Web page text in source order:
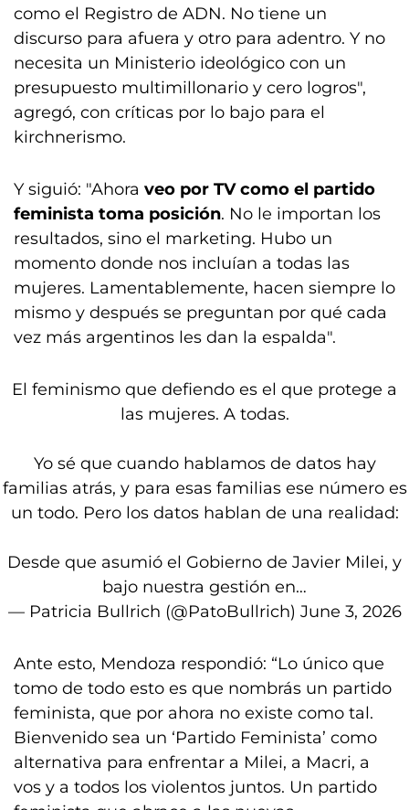
como el Registro de ADN. No tiene un
discurso para afuera y otro para adentro. Y no
necesita un Ministerio ideológico con un
presupuesto multimillonario y cero logros",
agregó, con críticas por lo bajo para el
kirchnerismo.
Y siguió: "Ahora veo por TV como el partido
feminista toma posición. No le importan los
resultados, sino el marketing. Hubo un
momento donde nos incluían a todas las
mujeres. Lamentablemente, hacen siempre lo
mismo y después se preguntan por qué cada
vez más argentinos les dan la espalda".
El feminismo que defiendo es el que protege a
las mujeres. A todas.
Yo sé que cuando hablamos de datos hay
familias atrás, y para esas familias ese número es
un todo. Pero los datos hablan de una realidad:
Desde que asumió el Gobierno de Javier Milei, y
bajo nuestra gestión en…
— Patricia Bullrich (@PatoBullrich) June 3, 2026
Ante esto, Mendoza respondió: “Lo único que
tomo de todo esto es que nombrás un partido
feminista, que por ahora no existe como tal.
Bienvenido sea un ‘Partido Feminista’ como
alternativa para enfrentar a Milei, a Macri, a
vos y a todos los violentos juntos. Un partido